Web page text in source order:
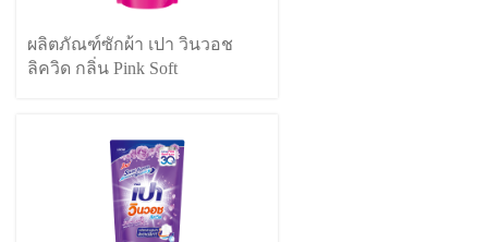
ผลิตภัณฑ์ซักผ้า เปา วินวอช
ลิควิด กลิ่น Pink Soft